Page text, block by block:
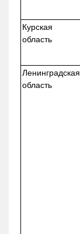
Курская
область
Ленинградская
область